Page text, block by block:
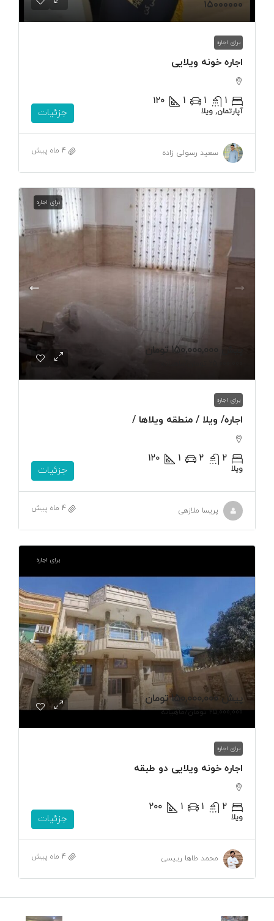
۱۵۰۰۰۰۰۰
برای اجاره
اجاره خونه ویلایی
1
1
1 ۱۲۰
آپارتمان, ویلا جزئیات
سعید رسولی زاده 4 ماه پیش
برای اجاره
150,000,000 تومان
برای اجاره
اجاره/ ویلا / منطقه ویلاها /
2
2
1
120
ویلا جزئیات
پریسا ملازهی 4 ماه پیش
برای اجاره
پیش150,000,000 تومان
25,000,000 تومان /ماهیانه
برای اجاره
اجاره خونه ویلایی دو طبقه
2
1
1
200
ویلا جزئیات
محمد طاها رییسی 4 ماه پیش